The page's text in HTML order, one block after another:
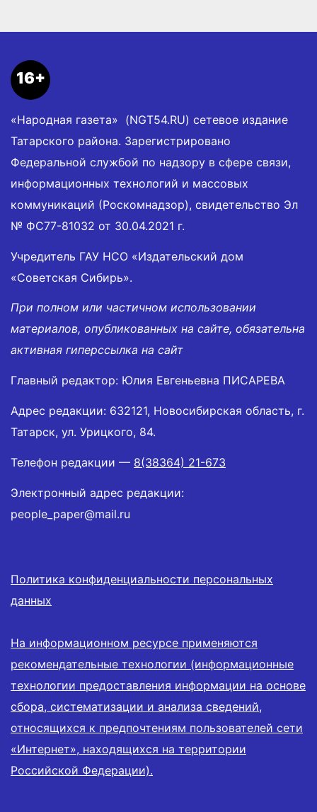
16+
«Народная газета» (NGT54.RU) сетевое издание
Татарского района. Зарегистрировано
Федеральной службой по надзору в сфере связи,
информационных технологий и массовых
коммуникаций (Роскомнадзор), свидетельство Эл
№ ФС77-81032 от 30.04.2021 г.
Учредитель ГАУ НСО «Издательский дом
«Советская Сибирь».
При полном или частичном использовании
материалов, опубликованных на сайте, обязательна
активная гиперссылка на сайт
Главный редактор: Юлия Евгеньевна ПИСАРЕВА
Адрес редакции: 632121, Новосибирская область, г.
Татарск, ул. Урицкого, 84.
Телефон редакции — 8(38364) 21-673
Электронный адрес редакции:
people_paper@mail.ru
Политика конфиденциальности персональных
данных
На информационном ресурсе применяются
рекомендательные технологии (информационные
технологии предоставления информации на основе
сбора, систематизации и анализа сведений,
относящихся к предпочтениям пользователей сети
«Интернет», находящихся на территории
Российской Федерации).